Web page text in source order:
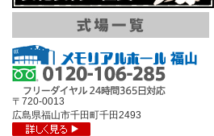
〒720-0013
広島県福山市千田町千田2493